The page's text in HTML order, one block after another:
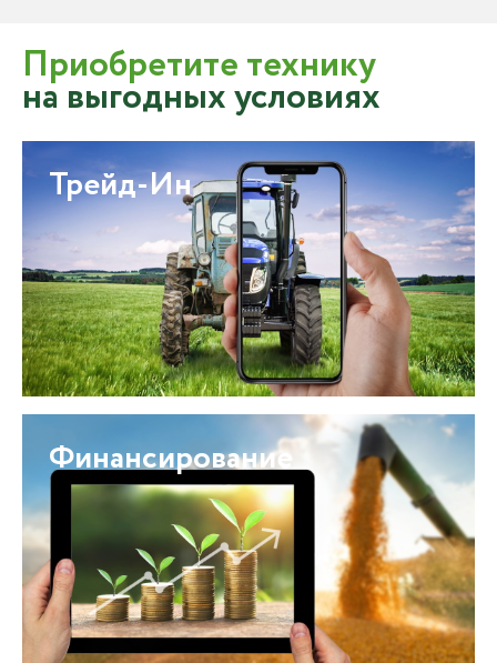
Приобретите технику
на выгодных условиях
Трейд-Ин
Финансирование